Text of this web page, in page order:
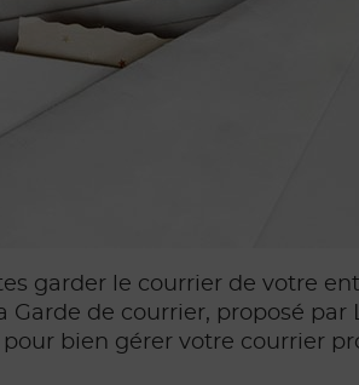
garder le courrier de votre
Garde de courrier, proposé
bien gérer votre courrier